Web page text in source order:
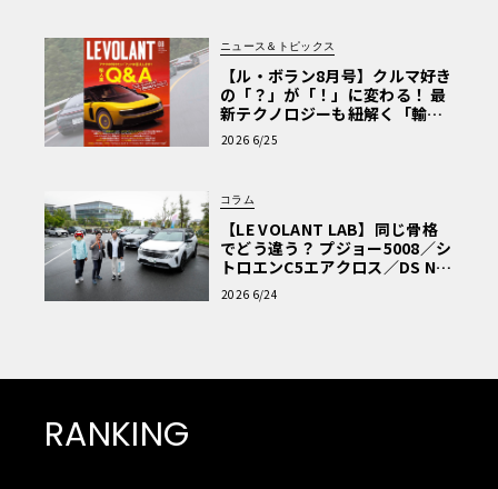
ニュース＆トピックス
【ル・ボラン8月号】クルマ好き
の「？」が「！」に変わる！ 最
新テクノロジーも紐解く「輸入
車Q&A」
2026 6/25
コラム
【LE VOLANT LAB】同じ骨格
でどう違う？ プジョー5008／シ
トロエンC5エアクロス／DS Nº4
読者一気乗りレポート
2026 6/24
RANKING